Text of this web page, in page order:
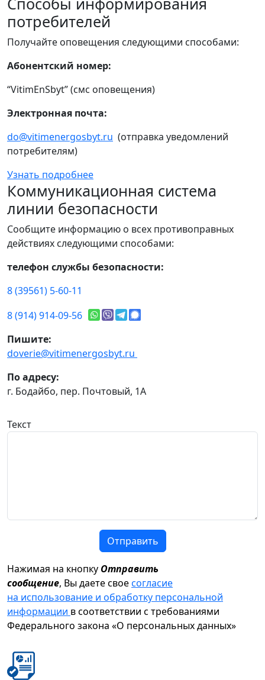
потребителей
Получайте оповещения следующими способами:
Абонентский номер:
“VitimEnSbyt” (смс оповещения)
Электронная почта:
do@vitimenergosbyt.ru (отправка уведомлений
потребителям)
Узнать подробнее
Коммуникационная система
линии безопасности
Сообщите информацию о всех противоправных
действиях следующими способами:
телефон службы безопасности:
8 (39561) 5-60-11
8 (914) 914-09-56
Пишите:
doverie@vitimenergosbyt.ru
По адресу:
г. Бодайбо, пер. Почтовый, 1А
Текст
Отправить
Нажимая на кнопку Отправить
сообщение, Вы даете своесогласие
на использование и обработку персональной
информации в соответствии с требованиями
Федерального закона «О персональных данных»